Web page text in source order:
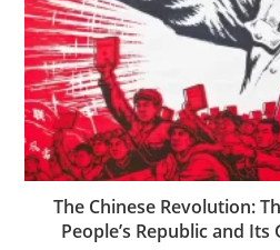
The Chinese Revolution:
People’s Republic and